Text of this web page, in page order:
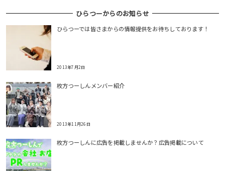
ひらつーからのお知らせ
ひらつーでは皆さまからの情報提供をお待ちしております！
2013年7月2日
枚方つーしんメンバー紹介
2013年11月26日
枚方つーしんに広告を掲載しませんか？広告掲載について